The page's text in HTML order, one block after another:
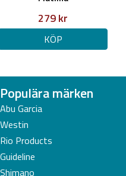
279 kr
KÖP
Populära märken
Abu Garcia
Westin
Rio Products
Guideline
Shimano